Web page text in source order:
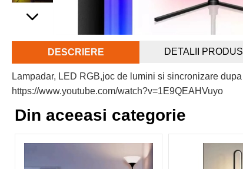
DESCRIERE DETALII PRODUS
Lampadar, LED RGB,joc de lumini si sincronizare
https://www.youtube.com/watch?v=1E9QEAHVuyo
Din aceeasi categorie